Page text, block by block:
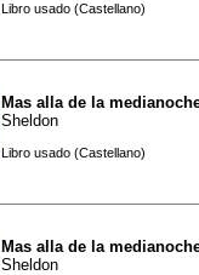
Libro usado (Castellano)
Mas alla de la
Sheldon
Libro usado (Castellano)
Mas alla de la
Sheldon